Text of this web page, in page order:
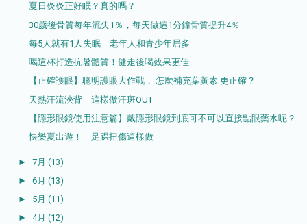
夏日炎炎正好眠？真的嗎？
30歲後骨質每年流失1％，每天做這1分鐘骨質提升4％
每5人就有1人失眠 老年人和青少年居多
喝這杯打造抗暑體質！健走後喝效果更佳
【正確護眼】聰明護眼大作戰， 怎麼補充葉黃素 更正確？
天熱汗流浹背 這樣做汗斑OUT
【隱形眼鏡使用注意篇】戴隱形眼鏡到底可不可以直接點眼藥水呢？
快樂夏出遊！ 足踝扭傷這樣做
► 7月 (13)
► 6月 (13)
► 5月 (11)
► 4月 (12)